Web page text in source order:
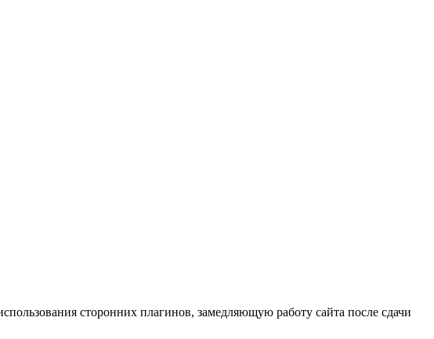
сторонних плагинов, замедляющую работу сайта после сдачи